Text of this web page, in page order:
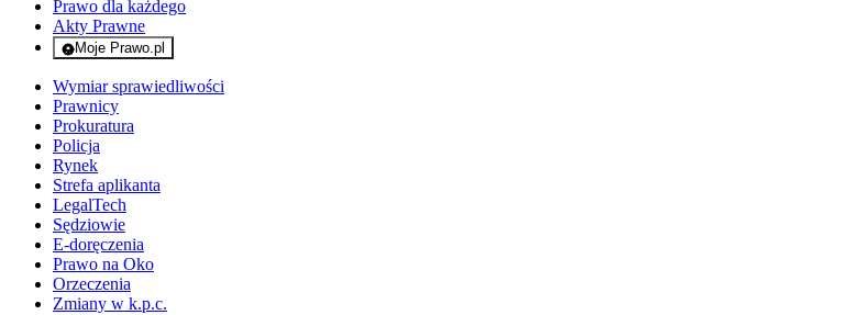
Prawo dla każdego
Akty Prawne
Moje Prawo.pl
- rejestracja i logowanie do serwisu
Wymiar sprawiedliwości
Prawnicy
Prokuratura
Policja
Rynek
Strefa aplikanta
LegalTech
Sędziowie
E-doręczenia
Prawo na Oko
Orzeczenia
Zmiany w k.p.c.